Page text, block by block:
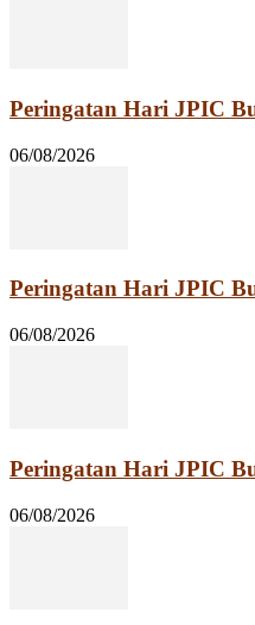
Peringatan Hari JPIC
06/08/2026
Peringatan Hari JPIC
06/08/2026
Peringatan Hari JPIC
06/08/2026